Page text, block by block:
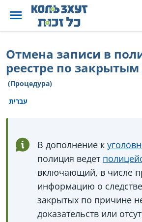
Отмена записи в
реестре по
(Процедура)
עברית
В дополнение к
полиция ведет
включающий, в числе
информацию о
закрытых по причине
доказательств или